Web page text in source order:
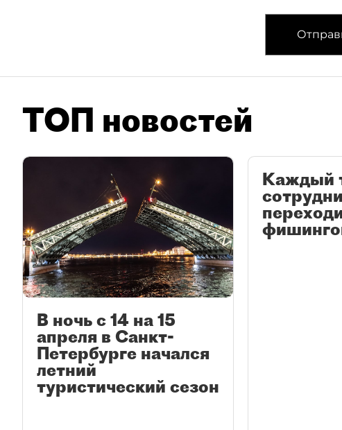
ТОП новостей
В ночь с 14 на 15
апреля в Санкт-
Петербурге начался
летний
туристический сезон
Каждый